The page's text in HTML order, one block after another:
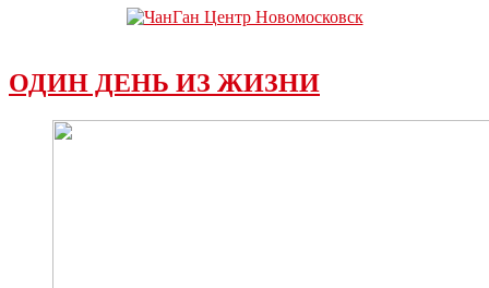
ОДИН ДЕНЬ ИЗ ЖИЗНИ